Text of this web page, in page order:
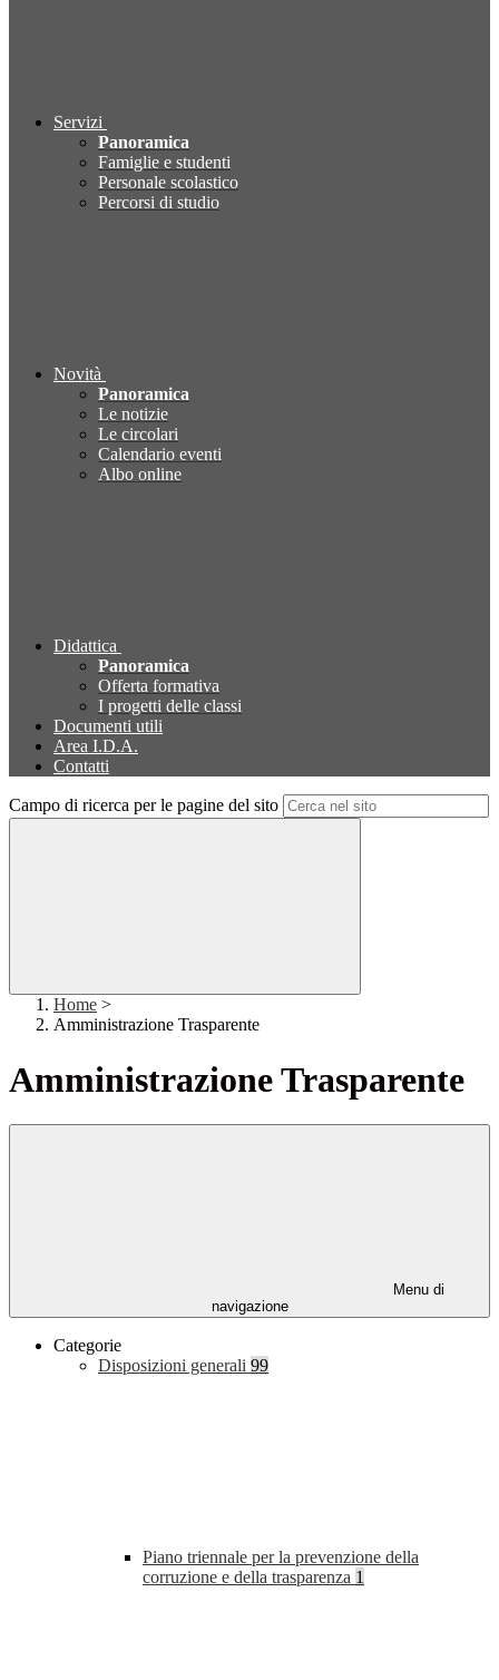
Servizi
Panoramica
Famiglie e studenti
Personale scolastico
Percorsi di studio
Novità
Panoramica
Le notizie
Le circolari
Calendario eventi
Albo online
Didattica
Panoramica
Offerta formativa
I progetti delle classi
Documenti utili
Area I.D.A.
Contatti
Campo di ricerca per le pagine del sito
Home >
Amministrazione Trasparente
Amministrazione Trasparente
Menu di
navigazione
Categorie
Disposizioni generali 99
Piano triennale per la prevenzione della
corruzione e della trasparenza 1